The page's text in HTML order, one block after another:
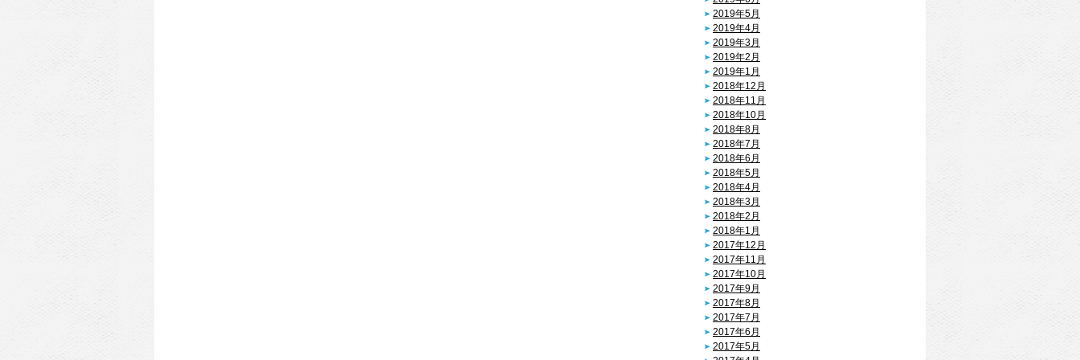
2019年5月
2019年4月
2019年3月
2019年2月
2019年1月
2018年12月
2018年11月
2018年10月
2018年8月
2018年7月
2018年6月
2018年5月
2018年4月
2018年3月
2018年2月
2018年1月
2017年12月
2017年11月
2017年10月
2017年9月
2017年8月
2017年7月
2017年6月
2017年5月